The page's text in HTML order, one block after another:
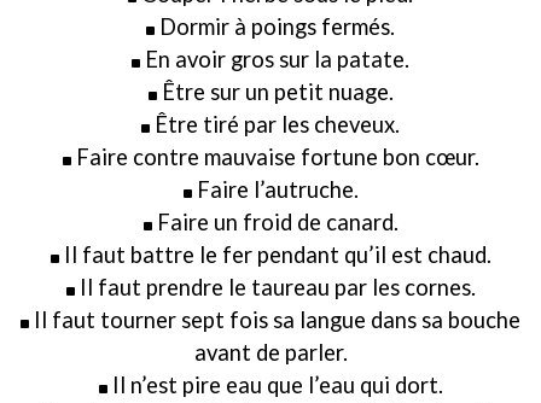
Dormir à poings fermés.
En avoir gros sur la patate.
Être sur un petit nuage.
Être tiré par les cheveux.
Faire contre mauvaise fortune bon cœur.
Faire l’autruche.
Faire un froid de canard.
Il faut battre le fer pendant qu’il est chaud.
Il faut prendre le taureau par les cornes.
Il faut tourner sept fois sa langue dans sa bouche
avant de parler.
Il n’est pire eau que l’eau qui dort.